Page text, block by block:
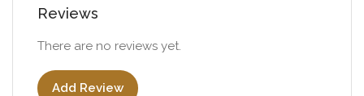
Reviews
There are no reviews yet.
Add Review